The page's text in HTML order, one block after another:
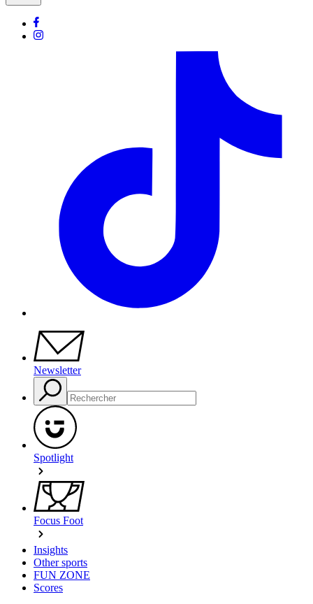
Newsletter
Spotlight
Focus Foot
Insights
Other sports
FUN ZONE
Scores